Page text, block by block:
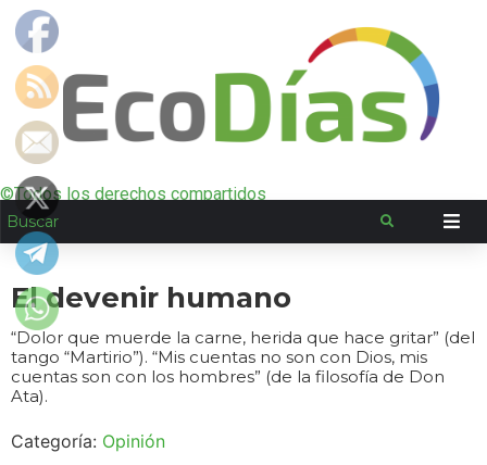
©Todos los derechos compartidos
El devenir humano
“Dolor que muerde la carne, herida que hace gritar” (del
tango “Martirio”). “Mis cuentas no son con Dios, mis
cuentas son con los hombres” (de la filosofía de Don
Ata).
Categoría: Opinión